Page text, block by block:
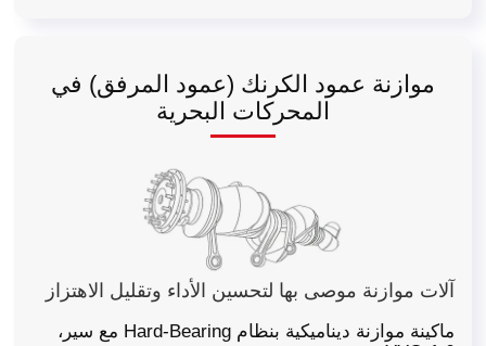
موازنة عمود الكرنك (عمود المرفق) في
المحركات البحرية
آلات موازنة موصى بها لتحسين الأداء وتقليل الاهتزاز
ماكينة موازنة ديناميكية بنظام Hard-Bearing مع سير،